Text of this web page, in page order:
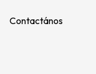
Contactános